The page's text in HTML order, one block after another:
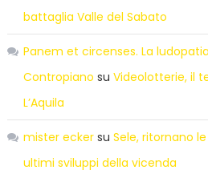
battaglia Valle del Sabato
Panem et circenses. La
Contropiano su Videolotterie, il
L’Aquila
mister eckersu Sele, ritornano
ultimi sviluppi della vicenda